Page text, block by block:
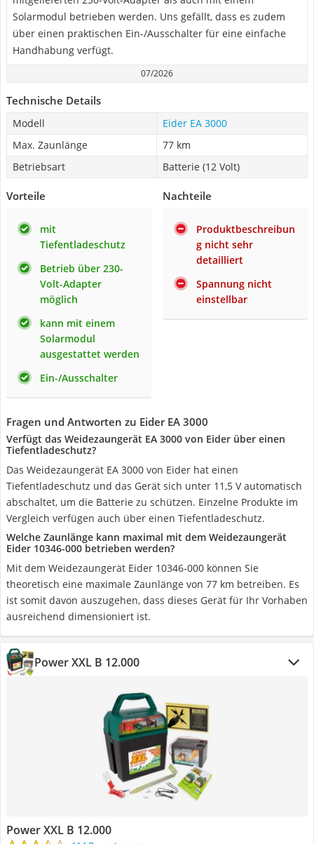
Solarmodul betrieben werden. Uns gefällt, dass es zudem
über einen praktischen Ein-/Ausschalter für eine einfache
Handhabung verfügt.
07/2026
Technische Details
Modell
Eider EA 3000
Max. Zaunlänge
77 km
Betriebsart
Batterie (12 Volt)
Vorteile
mit
Tiefentladeschutz
Betrieb über 230-
Volt-Adapter
möglich
kann mit einem
Solarmodul
ausgestattet werden
Ein-/Ausschalter
Nachteile
Produktbeschreibun
g nicht sehr
detailliert
Spannung nicht
einstellbar
Fragen und Antworten zu Eider EA 3000
Verfügt das Weidezaungerät EA 3000 von Eider über einen
Tiefentladeschutz?
Das Weidezaungerät EA 3000 von Eider hat einen
Tiefentladeschutz und das Gerät sich unter 11,5 V automatisch
abschaltet, um die Batterie zu schützen. Einzelne Produkte im
Vergleich verfügen auch über einen Tiefentladeschutz.
Welche Zaunlänge kann maximal mit dem Weidezaungerät
Eider ‎10346-000 betrieben werden?
Mit dem Weidezaungerät Eider ‎10346-000 können Sie
theoretisch eine maximale Zaunlänge von 77 km betreiben. Es
ist somit davon auszugehen, dass dieses Gerät für Ihr Vorhaben
ausreichend dimensioniert ist.
Power XXL B 12.000
Power XXL B 12.000